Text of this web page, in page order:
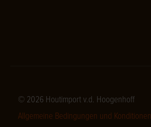
© 2026 Houtimport v.d. Hoogenhoff
Allgemeine Bedingungen und Konditionen